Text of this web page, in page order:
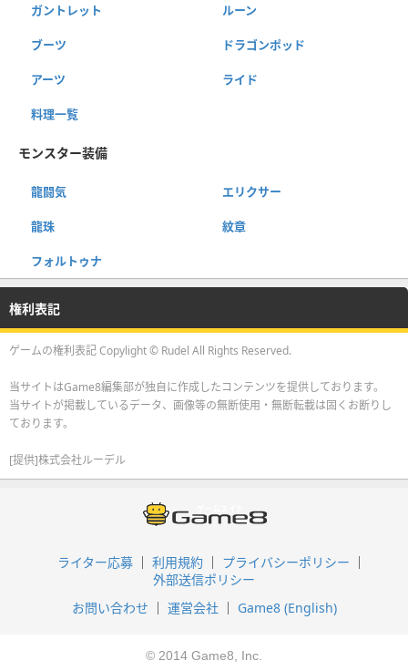
ガントレット ルーン
ブーツ ドラゴンポッド
アーツ ライド
料理一覧
モンスター装備
龍闘気 エリクサー
龍珠 紋章
フォルトゥナ
権利表記
ゲームの権利表記 Copylight © Rudel All Rights Reserved.
当サイトはGame8編集部が独自に作成したコンテンツを提供しております。
当サイトが掲載しているデータ、画像等の無断使用・無断転載は固くお断りし
ております。
[提供]株式会社ルーデル
ライター応募 利用規約
プライバシーポリシー
外部送信ポリシー
お問い合わせ
運営会社 Game8 (English)
© 2014 Game8, Inc.